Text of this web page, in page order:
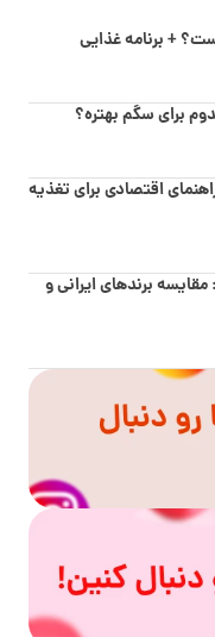
+ برنامه غذایی
برای سگم بهتره؟
اقتصادی برای تغذیه
برندهای ایرانی و